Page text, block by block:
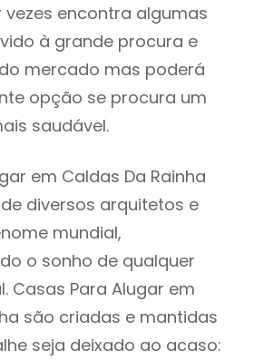
vezes encontra algumas
à grande procura e
mercado mas poderá
opção se procura um
saudável.
em Caldas Da Rainha
diversos arquitetos e
mundial,
o sonho de qualquer
Casas Para Alugar em
são criadas e mantidas
seja deixado ao acaso: